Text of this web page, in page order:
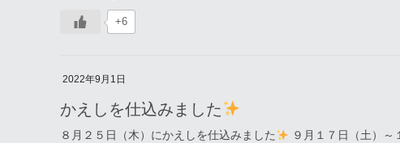
+6
2022年9月1日
かえしを仕込みました
８月２５日（木）にかえしを仕込みました
９月１７日（土）